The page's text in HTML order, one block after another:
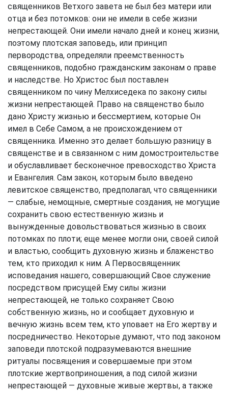
священников Ветхого завета не был без матери или
отца и без потомков: они не имели в себе жизни
непрестающей. Они имели начало дней и конец жизни,
поэтому плотская заповедь, или принцип
первородства, определяли преемственность
священников, подобно гражданским законам о праве
и наследстве. Но Христос был поставлен
священником по чину Мелхиседека по закону силы
жизни непрестающей. Право на священство было
дано Христу жизнью и бессмертием, которые Он
имел в Себе Самом, а не происхождением от
священника. Именно это делает большую разницу в
священстве и в связанном с ним домостроительстве
и обуславливает бесконечное превосходство Христа
и Евангелия. Сам закон, которым было введено
левитское священство, предполагал, что священники
— слабые, немощные, смертные создания, не могущие
сохранить свою естественную жизнь и
вынужденные довольствоваться жизнью в своих
потомках по плоти; еще менее могли они, своей силой
и властью, сообщить духовную жизнь и блаженство
тем, кто приходил к ним. А Первосвященник
исповедания нашего, совершающий Свое служение
посредством присущей Ему силы жизни
непрестающей, не только сохраняет Свою
собственную жизнь, но и сообщает духовную и
вечную жизнь всем тем, кто уповает на Его жертву и
посредничество. Некоторые думают, что под законом
заповеди плотской подразумеваются внешние
ритуалы посвящения и совершаемые при этом
плотские жертвоприношения, а под силой жизни
непрестающей — духовные живые жертвы, а также